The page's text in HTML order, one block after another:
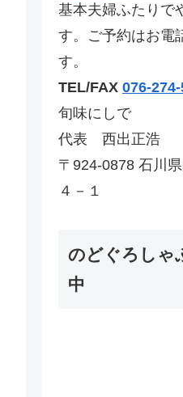
基本夫婦ふたりで
す。ご予約はお電
す。
TEL/FAX 076-
旬味にしで
代表 西出正浩
〒924-0878 石川
４－１
のどぐろしゃ
中